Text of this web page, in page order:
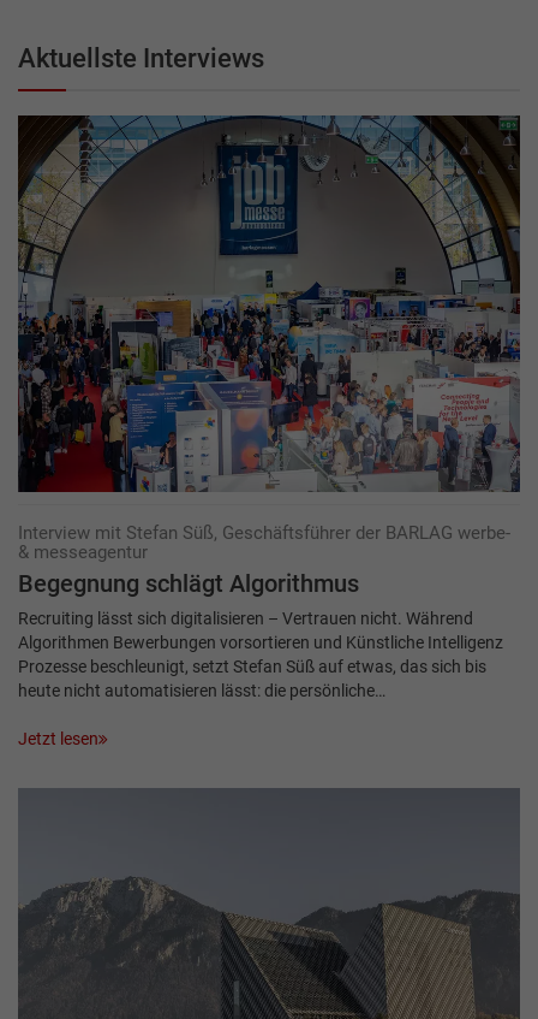
Aktuellste Interviews
Interview mit Stefan Süß, Geschäftsführer der BARLAG werbe-
& messeagentur
Begegnung schlägt Algorithmus
Recruiting lässt sich digitalisieren – Vertrauen nicht. Während
Algorithmen Bewerbungen vorsortieren und Künstliche Intelligenz
Prozesse beschleunigt, setzt Stefan Süß auf etwas, das sich bis
heute nicht automatisieren lässt: die persönliche…
Jetzt lesen